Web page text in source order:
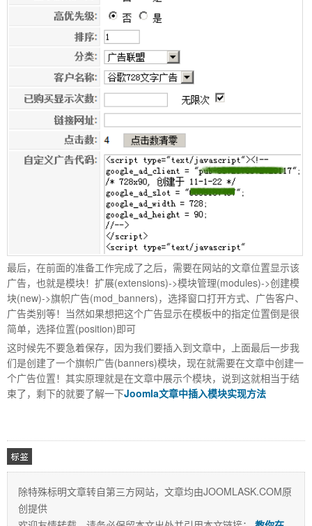
最后，在前面的准备工作完成了之后，需要在网站的文章位置显示该
广告，也就是模块！扩展(extensions)->模块管理(modules)->创建模
块(new)->旗帜广告(mod_banners)，选择窗口打开方式、广告客户、
广告类别等！当然如果想把这个广告显示在模板中的指定位置倒是很
简单，选择位置(position)即可
这时候先不要急着保存，因为我们要插入到文章中，上面最后一步我
们是创建了一个旗帜广告(banners)模块，现在就需要在文章中创建一
个广告位置！其实原理就是在文章中展示个模块，说到这就相当于结
束了，剩下的就要了解一下Joomla文章中插入模块实现方法
相关
除特殊标明文章转自第三方网站，文章均由JOOMLASK.COM原
创提供